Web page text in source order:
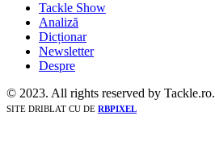
Tackle Show
Analiză
Dicționar
Newsletter
Despre
© 2023. All rights reserved by Tackle.ro.
SITE DRIBLAT CU DE RBPIXEL